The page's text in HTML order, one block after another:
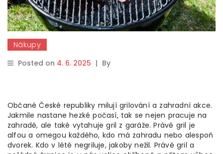
Nákupy
Posted on 4. 6. 2025 | By
Občané České republiky milují grilování a zahradní akce.
Jakmile nastane hezké počasí, tak se nejen pracuje na
zahradě, ale také vytahuje gril z garáže. Právě gril je
alfou a omegou každého, kdo má zahradu nebo alespoň
dvorek. Kdo v létě negriluje, jakoby nežil. Právě gril a